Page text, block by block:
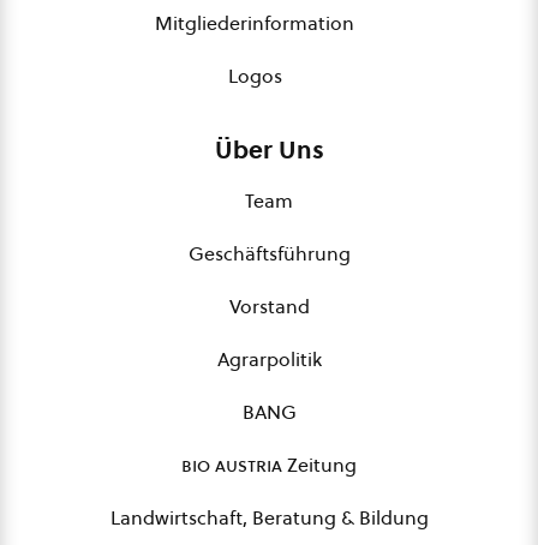
Mitgliederinformation
Logos
Über Uns
Team
Geschäftsführung
Vorstand
Agrarpolitik
BANG
bio austriaZeitung
Landwirtschaft, Beratung & Bildung